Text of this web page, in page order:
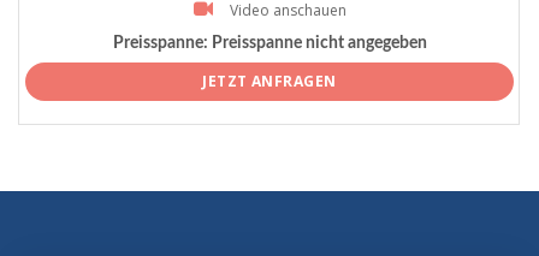
Video anschauen
Preisspanne: Preisspanne nicht angegeben
JETZT ANFRAGEN